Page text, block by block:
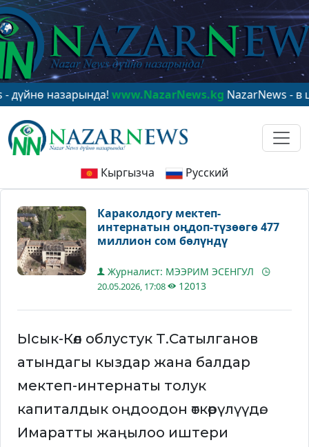
назарында!www.NazarNews.kgNazarNews - в
Кыргызча Русский
Караколдогу мектеп-
интернатын оңдоп-түзөөгө 477
миллион сом бөлүндү
Журналист: МЭЭРИМ ЭСЕНГУЛ
20.05.2026, 17:08 12013
Ысык-Көл облустук Т.Сатылганов
атындагы кыздар жана балдар
мектеп-интернаты толук
капиталдык оңдоодон өткөрүлүүдө.
Имаратты жаңылоо иштери